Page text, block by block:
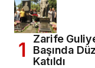
Zarife
Başında
Katıldı